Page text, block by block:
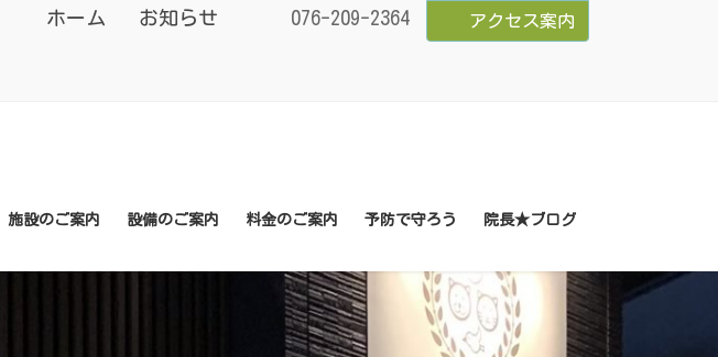
ホーム お知らせ 076-209-2364 アクセス案内
施設のご案内 設備のご案内 料金のご案内 予防で守ろう 院長★ブログ